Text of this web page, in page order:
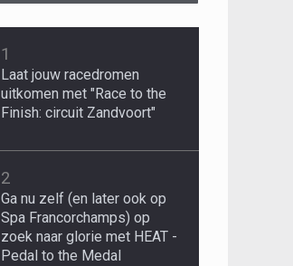
1
Laat jouw racedromen
uitkomen met "Race to the
Finish: circuit Zandvoort"
2
Ga nu zelf (en later ook op
Spa Francorchamps) op
zoek naar glorie met HEAT -
Pedal to the Medal